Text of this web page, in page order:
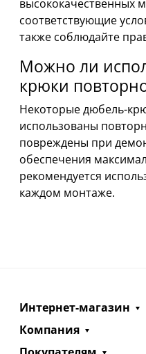
высококачественных
соответствующие
также соблюдайте
Можно ли
крюки
Некоторые дюбель-
использованы
повреждены при
обеспечения
рекомендуется
каждом монтаже.
Интернет-магазин
Компания